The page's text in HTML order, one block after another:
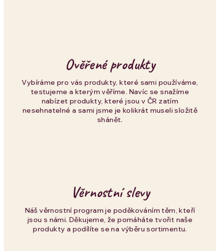
ý
p
i
s
Ověřené produkty
Vybíráme pro vás produkty, které sami používáme,
testujeme a kterým věříme. Navíc se snažíme
nabízet produkty, které jsou v ČR zatím
nesehnatelné a sami jsme je kolikrát museli složitě
shánět.
Věrnostní slevy
Náš věrnostní program je poděkováním těm, kteří
jsou s námi. Děkujeme, že pomáháte tvořit naše
produkty a podílíte se na výběru sortimentu.